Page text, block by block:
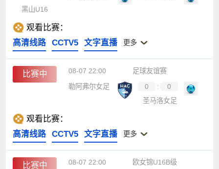
黑山U16
观看比赛：
高清线路
CCTV5 文字直播 更多
比赛中 08-07 22:00
足球友谊赛
勒阿弗尔女足
0 :
0
圣马洛女足
观看比赛：
高清线路
CCTV5 文字直播 更多
比赛中 08-07 22:00 欧女锦U16B级